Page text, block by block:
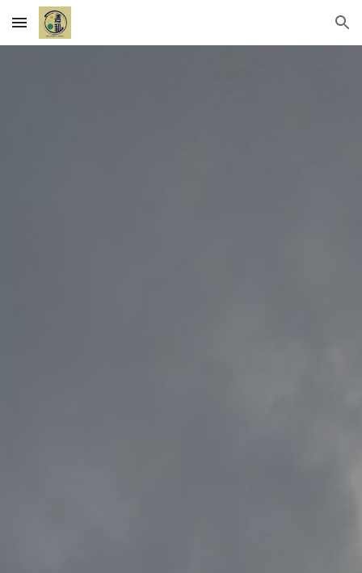
Skip to main content Skip to navigation